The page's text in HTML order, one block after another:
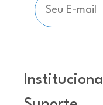
Institucional